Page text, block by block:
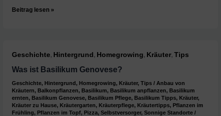
Basilikum
Beitrag lesen »
Geschichte, Hintergrund, Homegrowing, Kräuter,Tips
Was ist Basilikum Genovese?
Geschichte, Hintergrund, Homegrowing, Kräuter,Tips / Anbau von
Kräutern, Balkonpflanzen, Basilikum, Basilikum anpflanzen, Basilikum
ernten, Basilikum Genovese, Basilikum Pflege, Basilikum Tipps, Kräuter,
Kräuter zu Hause, Kräutergarten, Kräuterpflege, Kräutertipps, Pflanzen im
Frühling, Pflanzen im Topf, Pizza,Selbstversorger,Sonnige Standorte /